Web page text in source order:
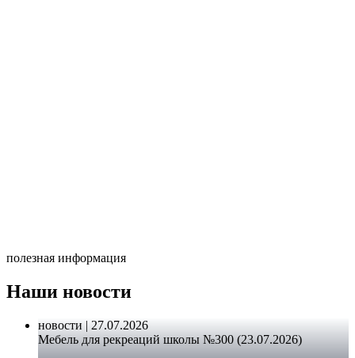
полезная информация
Наши новости
новости | 27.07.2026
Мебель для рекреаций школы №300 (23.07.2026)